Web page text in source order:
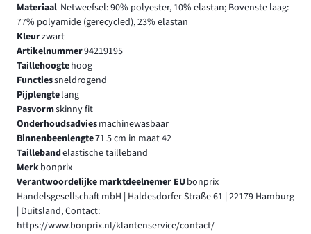
Materiaal Netweefsel: 90% polyester, 10% elastan; Bovenste laag:
77% polyamide (gerecycled), 23% elastan
Kleurzwart
Artikelnummer94219195
Taillehoogtehoog
Functiessneldrogend
Pijplengtelang
Pasvormskinny fit
Onderhoudsadviesmachinewasbaar
Binnenbeenlengte71.5 cm in maat 42
Taillebandelastische tailleband
Merkbonprix
Verantwoordelijke marktdeelnemer EUbonprix
Handelsgesellschaft mbH | Haldesdorfer Straße 61 | 22179 Hamburg
| Duitsland, Contact:
https://www.bonprix.nl/klantenservice/contact/